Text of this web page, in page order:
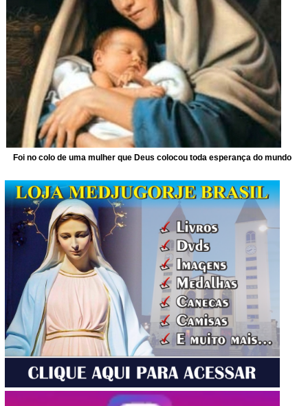
Foi no colo de uma mulher que Deus colocou toda esperança do mundo